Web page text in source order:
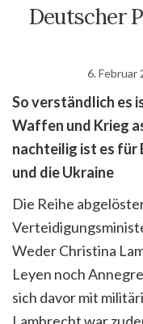
Deutscher
6. Februar
So verständlich es
Waffen und Krieg
nachteilig ist es für
und die Ukraine
Die Reihe
Weder Christina
Leyen noch
sich davor mit